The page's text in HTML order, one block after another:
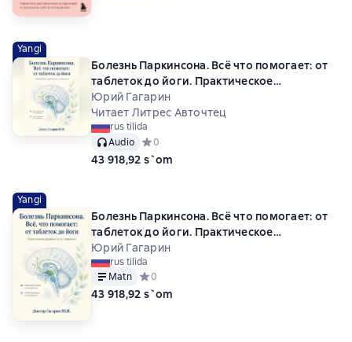
Yangi
Болезнь Паркинсона. Всё что помогает: от
таблеток до йоги. Практическое
руководство от невролога.
Юрий Гагарин
Читает Литрес Авточтец
rus tilida
Audio
Средний рейтинг 0 на основе 0 оценок
0
43 918,92 s`om
Yangi
Болезнь Паркинсона. Всё что помогает: от
таблеток до йоги. Практическое
руководство от невролога.
Юрий Гагарин
rus tilida
Matn
Средний рейтинг 0 на основе 0 оценок
0
43 918,92 s`om